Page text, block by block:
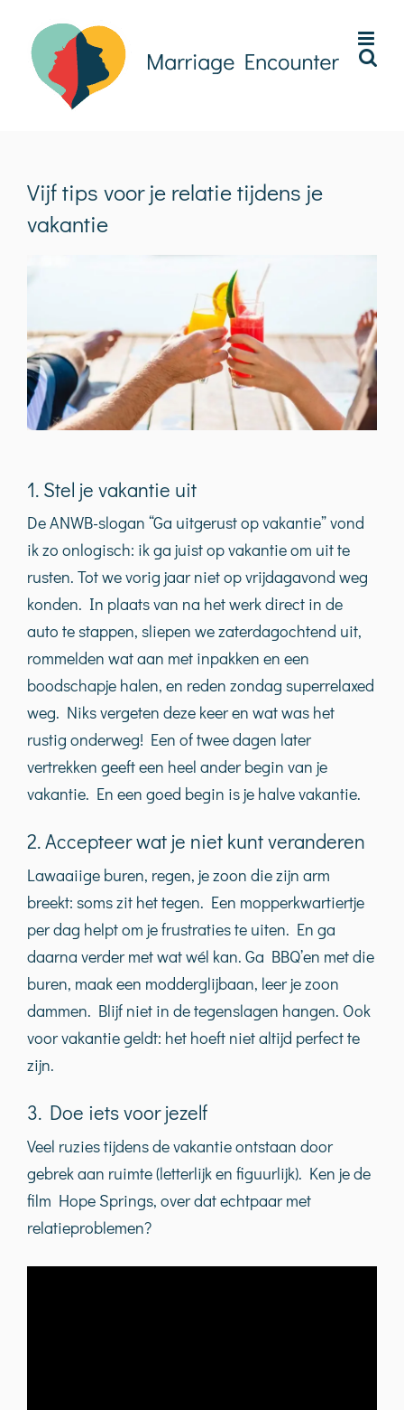
inhoud
Vijf tips voor je relatie tijdens je
vakantie
1. Stel je vakantie uit
De ANWB-slogan “Ga uitgerust op vakantie” vond
ik zo onlogisch: ik ga juist op vakantie om uit te
rusten. Tot we vorig jaar niet op vrijdagavond weg
konden. In plaats van na het werk direct in de
auto te stappen, sliepen we zaterdagochtend uit,
rommelden wat aan met inpakken en een
boodschapje halen, en reden zondag superrelaxed
weg. Niks vergeten deze keer en wat was het
rustig onderweg! Een of twee dagen later
vertrekken geeft een heel ander begin van je
vakantie. En een goed begin is je halve vakantie.
2. Accepteer wat je niet kunt veranderen
Lawaaiige buren, regen, je zoon die zijn arm
breekt: soms zit het tegen. Een mopperkwartiertje
per dag helpt om je frustraties te uiten. En ga
daarna verder met wat wél kan. Ga BBQ’en met die
buren, maak een modderglijbaan, leer je zoon
dammen. Blijf niet in de tegenslagen hangen. Ook
voor vakantie geldt: het hoeft niet altijd perfect te
zijn.
3. Doe iets voor jezelf
Veel ruzies tijdens de vakantie ontstaan door
gebrek aan ruimte (letterlijk en figuurlijk). Ken je de
film Hope Springs, over dat echtpaar met
relatieproblemen?